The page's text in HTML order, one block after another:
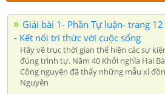
Giải bài 1- Phần Tự luận- trang
- Kết nối tri thức với cuộc sống
Hãy vẽ trục thời gian thể hiện các sự
đúng trình tự. Năm 40 Khởi nghĩa Hai
Công nguyên đã thấy những mẫu xỉ
Nguyên